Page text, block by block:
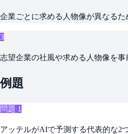
企業ごとに求める人物像が異なる
3
志望企業の社風や求める人物像を事
例題
問題 1
アッテルがAIで予測する代表的な2